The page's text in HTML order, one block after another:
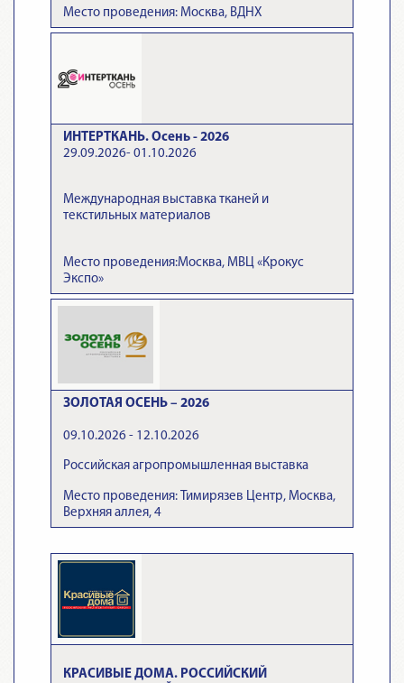
Место проведения: Москва, ВДНХ
ИНТЕРТКАНЬ. Осень - 2026
29.09.2026- 01.10.2026
Международная выставка тканей и
текстильных материалов
Место проведения:Москва, МВЦ «Крокус
Экспо»
ЗОЛОТАЯ ОСЕНЬ – 2026
09.10.2026 - 12.10.2026
Российская агропромышленная выставка
Место проведения: Тимирязев Центр, Москва,
Верхняя аллея, 4
КРАСИВЫЕ ДОМА. РОССИЙСКИЙ